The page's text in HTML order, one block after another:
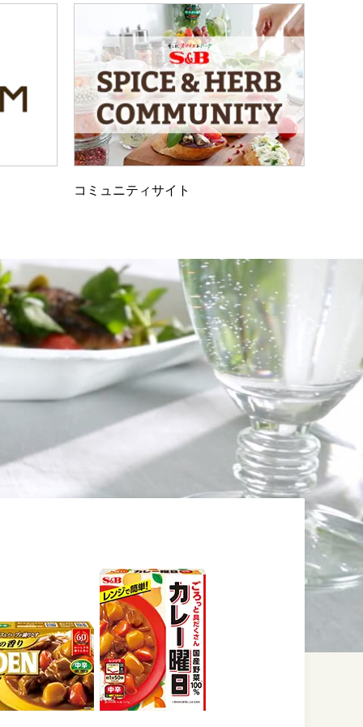
コミュニティサイト